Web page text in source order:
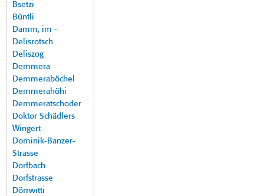
Bsetzi
Büntli
Damm, im -
Delisrotsch
Deliszog
Demmera
Demmeraböchel
Demmerahöhi
Demmeratschoder
Doktor Schädlers
Wingert
Dominik-Banzer-
Strasse
Dorfbach
Dorfstrasse
Dörrwitti